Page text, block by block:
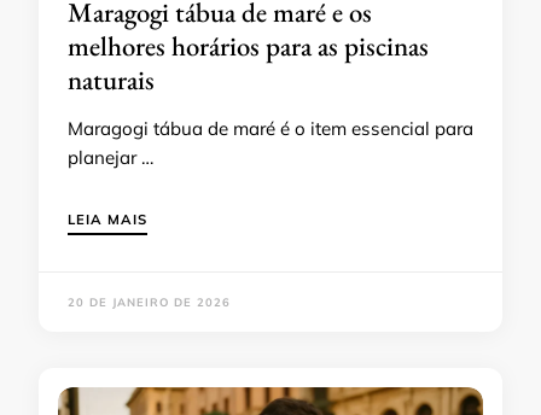
Maragogi tábua de maré e os
melhores horários para as piscinas
naturais
Maragogi tábua de maré é o item essencial para
planejar …
LEIA MAIS
20 DE JANEIRO DE 2026